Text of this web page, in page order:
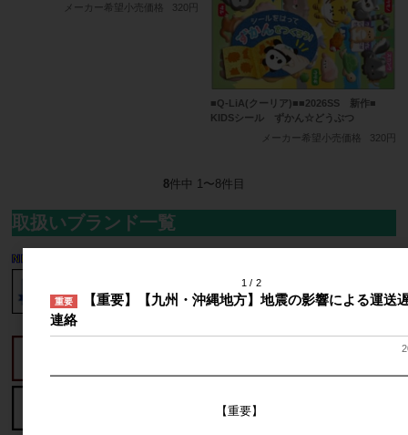
メーカー希望小売価格
320円
■Q-LiA(クーリア)■■2026SS 新作■
KIDSシール ずかん☆どうぶつ
メーカー希望小売価格
320円
8件中 1〜8件目
取扱いブランド一覧
1 2
重要
【重要】【九州・沖縄地方】地震の影響による運送
連絡
【重要】